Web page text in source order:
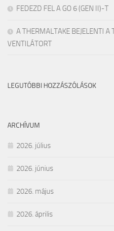
FEDEZD FEL A GO 6 (GEN II)-T
A THERMALTAKE BEJELENTI
VENTILÁTORT
LEGUTÓBBI HOZZÁSZÓLÁSOK
ARCHÍVUM
2026. július
2026. június
2026. május
2026. április